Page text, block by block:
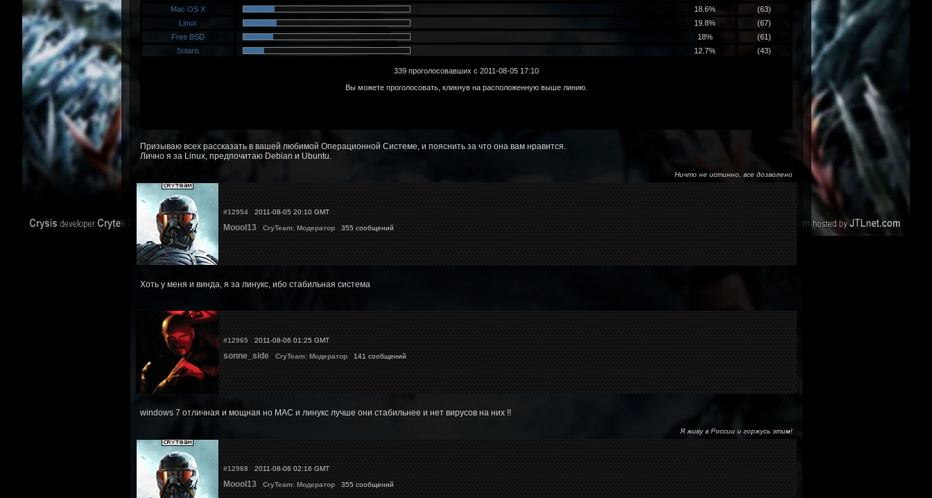
Призываю всех рассказать в вашей любимой Операционной Системе, и пояснить за что она вам нравится.
Лично я за Linux, предпочитаю Debian и Ubuntu.
Ничто не истинно, все дозволено
#129542011-08-05 20:10 GMT
Moool13 CryTeam: Модератор355 сообщений
Хоть у меня и винда, я за линукс, ибо стабильная система
#129652011-08-06 01:25 GMT
sonne_side CryTeam: Модератор141 сообщений
windows 7 отличная и мощная но MAC и линукс лучше они стабильнее и нет вирусов на них !!
Я живу в России и горжусь этим!
#12968 2011-08-06 02:16 GMT
Moool13 CryTeam: Модератор355 сообщений